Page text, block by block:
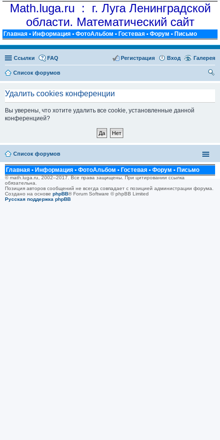
Math.luga.ru : г. Луга Ленинградской
области. Математический сайт
Главная • Информация • ФотоАльбом • Гостевая • Форум • Письмо
Ссылки Галерея
FAQ Вход
Регистрация
Список форумов
Удалить cookies конференции
Вы уверены, что хотите удалить все cookie, установленные данной
конференцией?
Список форумов
Главная • Информация • ФотоАльбом • Гостевая • Форум • Письмо
© math.luga.ru, 2002–2017. Все права защищены. При цитировании ссылка
обязательна.
Позиция авторов сообщений не всегда совпадает с позицией администрации форума.
Создано на основе phpBB® Forum Software © phpBB Limited
Русская поддержка phpBB